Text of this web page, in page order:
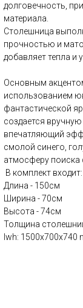
долговечность,
материала.
Столешница
прочностью и
добавляет тепла и
Основным
использованием
фантастической
создается
впечатляющий
смолой синего,
атмосферу поиска
В комплект
Длина - 150см
Ширина - 70см
Высота - 74см
Толщина
lwh: 1500x700x740